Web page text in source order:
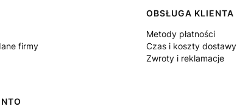
stopce
firmy
OBSŁUGA KLIENTA
Metody płatności
Czas i koszty dostawy
Zwroty i reklamacje